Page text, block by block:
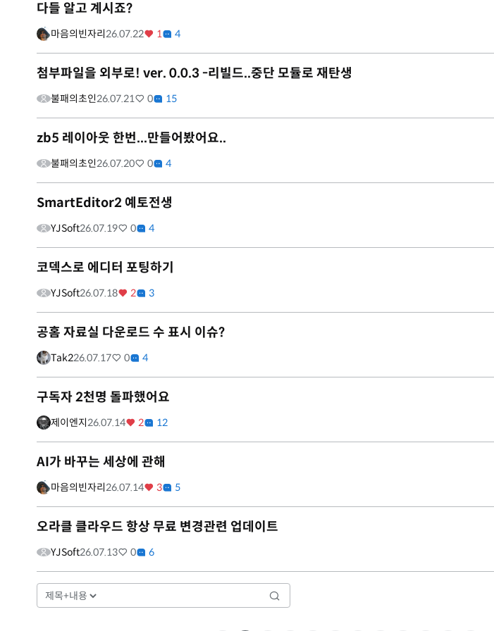
다들 알고 계시죠?
마음의빈자리26.07.22 1 4
첨부파일을 외부로! ver. 0.0.3 -리빌드..중단 모듈로 재탄생
불패의초인26.07.21 0 15
zb5 레이아웃 한번...만들어봤어요..
불패의초인26.07.20 0 4
SmartEditor2 예토전생
YJSoft26.07.19 0 4
코덱스로 에디터 포팅하기
YJSoft26.07.18 2 3
공홈 자료실 다운로드 수 표시 이슈?
Tak226.07.17 0 4
구독자 2천명 돌파했어요
제이엔지26.07.14 2 12
AI가 바꾸는 세상에 관해
마음의빈자리26.07.14 3 5
오라클 클라우드 항상 무료 변경관련 업데이트
YJSoft26.07.13 0 6